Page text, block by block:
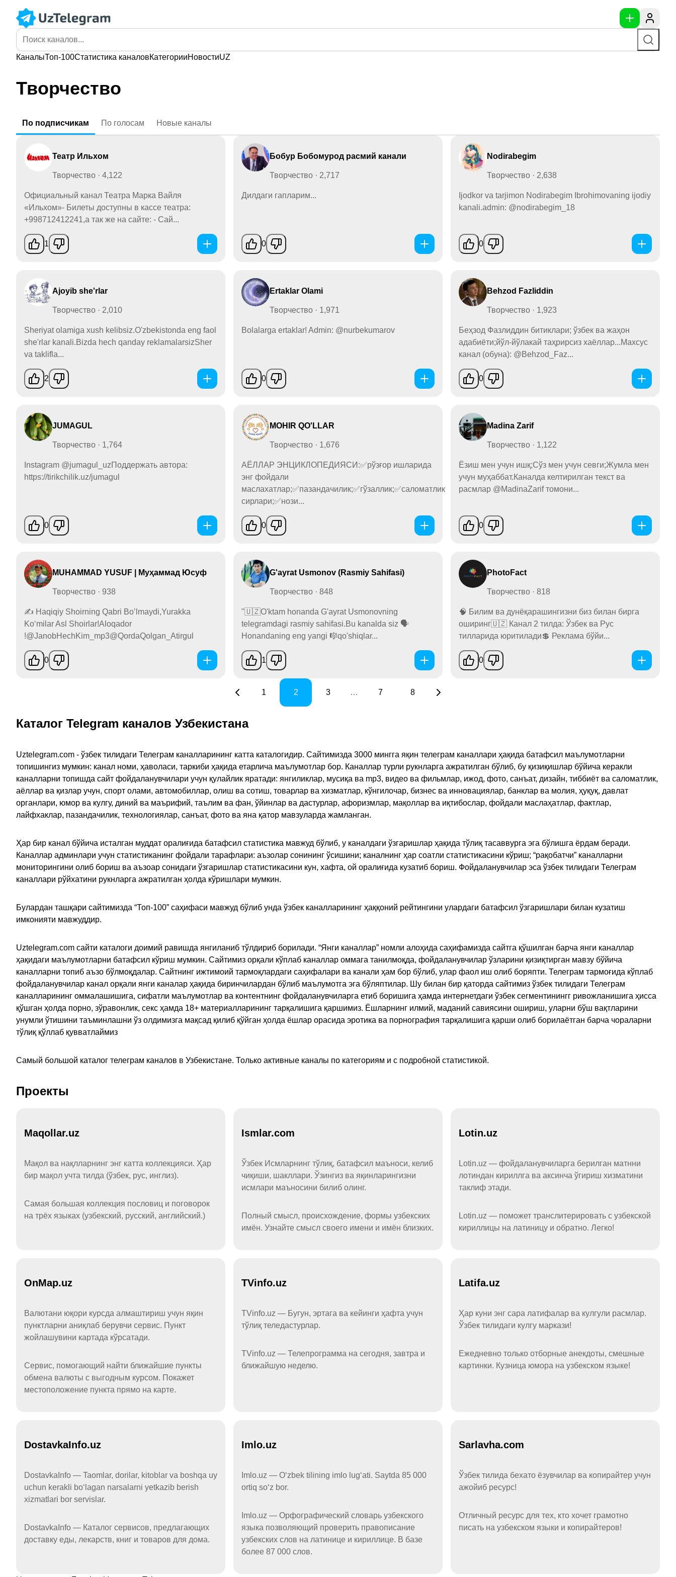
КаналыТоп-100Статистика каналовКатегорииНовостиUZ
Творчество
По подписчикам По голосам Новые каналы
Театр Ильхом
Творчество · 4,122
Официальный канал Театра Марка Вайля
«Ильхом»- Билеты доступны в кассе театра:
+998712412241,а так же на сайте: - Сай...
1
Бобур Бобомурод расмий канали
Творчество · 2,717
Дилдаги гапларим...
0
Nodirabegim
Творчество · 2,638
Ijodkor va tarjimon Nodirabegim Ibrohimovaning ijodiy
kanali.admin: @nodirabegim_18
0
Ajoyib she'rlar
Творчество · 2,010
Sheriyat olamiga xush kelibsiz.O'zbekistonda eng faol
she'rlar kanali.Bizda hech qanday reklamalarsizSher
va taklifla...
2
Ertaklar Olami
Творчество · 1,971
Bolalarga ertaklar! Admin: @nurbekumarov
0
Behzod Fazliddin
Творчество · 1,923
Беҳзод Фазлиддин битиклари; ўзбек ва жаҳон
адабиёти;йўл-йўлакай таҳрирсиз хаёллар...Махсус
канал (обуна): @Behzod_Faz...
0
JUMAGUL
Творчество · 1,764
Instagram @jumagul_uzПоддержать автора:
https://tirikchilik.uz/jumagul
0
MOHIR QO'LLAR
Творчество · 1,676
АЁЛЛАР ЭНЦИКЛОПЕДИЯСИ:✅рўзғор ишларида
энг фойдали
маслахатлар;✅пазандачилик;✅гўзаллик;✅саломатлик
сирлари;✅нози...
0
Madina Zarif
Творчество · 1,122
Ёзиш мен учун ишқ;Сўз мен учун севги;Жумла мен
учун муҳаббат.Каналда келтирилган текст ва
расмлар @MadinaZarif томони...
0
MUHAMMAD YUSUF | Муҳаммад Юсуф
Творчество · 938
✍ Haqiqiy Shoirning Qabri Boʼlmaydi,Yurakka
Koʻmilar Asl Shoirlar!Aloqador
!@JanobHechKim_mp3@QordaQolgan_Atirgul
0
G'ayrat Usmonov (Rasmiy Sahifasi) ️️️️
Творчество · 848
"🇺🇿O'ktam honanda G'ayrat Usmonovning
telegramdagi rasmiy sahifasi.Bu kanalda siz 🗣
Honandaning eng yangi 🎼qo'shiqlar...
1
PhotoFact
Творчество · 818
🧠 Билим ва дунёқарашингизни биз билан бирга
оширинг🇺🇿 Канал 2 тилда: Ўзбек ва Рус
тилларида юритилади💲 Реклама бўйи...
0
1 2 3 … 7 8
Каталог Telegram каналов Узбекистана
Uztelegram.com - ўзбек тилидаги Телеграм каналларининг катта каталогидир. Сайтимизда 3000 мингга яқин телеграм каналлари ҳақида батафсил маълумотларни
топишингиз мумкин: канал номи, ҳаволаси, таркиби ҳақида етарлича маълумотлар бор. Каналлар турли рукнларга ажратилган бўлиб, бу қизиқишлар бўйича керакли
каналларни топишда сайт фойдаланувчилари учун қулайлик яратади: янгиликлар, мусиқа ва mp3, видео ва фильмлар, ижод, фото, санъат, дизайн, тиббиёт ва саломатлик,
аёллар ва қизлар учун, спорт олами, автомобиллар, олиш ва сотиш, товарлар ва хизматлар, кўнгилочар, бизнес ва инновациялар, банклар ва молия, ҳуқуқ, давлат
органлари, юмор ва кулгу, диний ва маърифий, таълим ва фан, ўйинлар ва дастурлар, афоризмлар, мақоллар ва иқтибослар, фойдали маслаҳатлар, фактлар,
лайфхаклар, пазандачилик, технологиялар, санъат, фото ва яна қатор мавзуларда жамланган.
Ҳар бир канал бўйича исталган муддат оралиғида батафсил статистика мавжуд бўлиб, у каналдаги ўзгаришлар ҳақида тўлиқ тасаввурга эга бўлишга ёрдам беради.
Каналлар админлари учун статистиканинг фойдали тарафлари: аъзолар сонининг ўсишини; каналнинг ҳар соатли статистикасини кўриш; “рақобатчи” каналларни
мониторингини олиб бориш ва аъзоар сонидаги ўзгаришлар статистикасини кун, хафта, ой оралиғида кузатиб бориш. Фойдаланувчилар эса ўзбек тилидаги Телеграм
каналлари рўйхатини рукнларга ажратилган ҳолда кўришлари мумкин.
Булардан ташқари сайтимизда “Топ-100” саҳифаси мавжуд бўлиб унда ўзбек каналларининг ҳаққоний рейтингини улардаги батафсил ўзгаришлари билан кузатиш
имконияти мавжуддир.
Uztelegram.com сайти каталоги доимий равишда янгиланиб тўлдириб борилади. “Янги каналлар” номли алоҳида саҳифамизда сайтга қўшилган барча янги каналлар
ҳақидаги маълумотларни батафсил кўриш мумкин. Сайтимиз орқали кўплаб каналлар оммага танилмоқда, фойдаланувчилар ўзларини қизиқтирган мавзу бўйича
каналларни топиб аъзо бўлмоқдалар. Сайтнинг ижтимоий тармоқлардаги саҳифалари ва канали ҳам бор бўлиб, улар фаол иш олиб боряпти. Телеграм тармоғида кўплаб
фойдаланувчилар канал орқали янги каналар ҳақида биринчилардан бўлиб маълумотга эга бўляптилар. Шу билан бир қаторда сайтимиз ўзбек тилидаги Телеграм
каналларининг оммалашишига, сифатли маълумотлар ва контентнинг фойдаланувчиларга етиб боришига ҳамда интернетдаги ўзбек сегментинингг ривожланишига ҳисса
қўшган ҳолда порно, зўравонлик, секс ҳамда 18+ материалларининг тарқалишига қаршимиз. Ёшларнинг илмий, маданий савиясини ошириш, уларни бўш вақтларини
унумли ўтишини таъминлашни ўз олдимизга мақсад қилиб қўйган ҳолда ёшлар орасида эротика ва порнография тарқалишига қарши олиб борилаётган барча чораларни
тўлиқ қўллаб қувватлаймиз
Самый большой каталог телеграм каналов в Узбекистане. Только активные каналы по категориям и с подробной статистикой.
Проекты
Maqollar.uz
Мақол ва нақлларнинг энг катта коллекцияси. Ҳар
бир мақол учта тилда (ўзбек, рус, инглиз).
Самая большая коллекция пословиц и поговорок
на трёх языках (узбекский, русский, английский.)
Ismlar.com
Ўзбек Исмларнинг тўлиқ, батафсил маъноси, келиб
чиқиши, шакллари. Ўзингиз ва яқинларингизни
исмлари маъносини билиб олинг.
Полный смысл, происхождение, формы узбекских
имён. Узнайте смысл своего имени и имён близких.
Lotin.uz
Lotin.uz — фойдаланувчиларга берилган матнни
лотиндан кириллга ва аксинча ўгириш хизматини
таклиф этади.
Lotin.uz — поможет транслитерировать с узбекской
кириллицы на латиницу и обратно. Легко!
OnMap.uz
Валютани юқори курсда алмаштириш учун яқин
пунктларни аниқлаб берувчи сервис. Пункт
жойлашувини картада кўрсатади.
Сервис, помогающий найти ближайшие пункты
обмена валюты с выгодным курсом. Покажет
местоположение пункта прямо на карте.
TVinfo.uz
TVinfo.uz — Бугун, эртага ва кейинги ҳафта учун
тўлиқ теледастурлар.
TVinfo.uz — Телепрограмма на сегодня, завтра и
ближайшую неделю.
Latifa.uz
Ҳар куни энг сара латифалар ва кулгули расмлар.
Ўзбек тилидаги кулгу маркази!
Ежедневно только отборные анекдоты, смешные
картинки. Кузница юмора на узбекском языке!
DostavkaInfo.uz
DostavkaInfo — Taomlar, dorilar, kitoblar va boshqa uy
uchun kerakli boʻlagan narsalarni yetkazib berish
xizmatlari bor servislar.
DostavkaInfo — Каталог сервисов, предлагающих
доставку еды, лекарств, книг и товаров для дома.
Imlo.uz
Imlo.uz — Oʻzbek tilining imlo lugʻati. Saytda 85 000
ortiq soʻz bor.
Imlo.uz — Орфографический словарь узбекского
языка позволяющий проверить правописание
узбекских слов на латинице и кириллице. В базе
более 87 000 слов.
Sarlavha.com
Ўзбек тилида бехато ёзувчилар ва копирайтер учун
ажойиб ресурс!
Отличный ресурс для тех, кто хочет грамотно
писать на узбекском языки и копирайтеров!